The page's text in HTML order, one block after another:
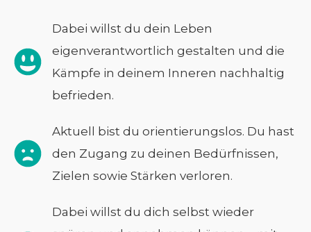
Dabei willst du dein Leben
eigenverantwortlich gestalten und die
Kämpfe in deinem Inneren nachhaltig
befrieden.
Aktuell bist du orientierungslos. Du hast
den Zugang zu deinen Bedürfnissen,
Zielen sowie Stärken verloren.
Dabei willst du dich selbst wieder